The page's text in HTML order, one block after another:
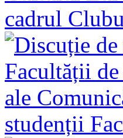
cadrul
studenții